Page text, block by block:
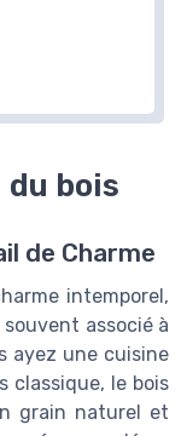
bois
de Charme
intemporel,
associé à
ayez une cuisine
classique, le bois
grain naturel et